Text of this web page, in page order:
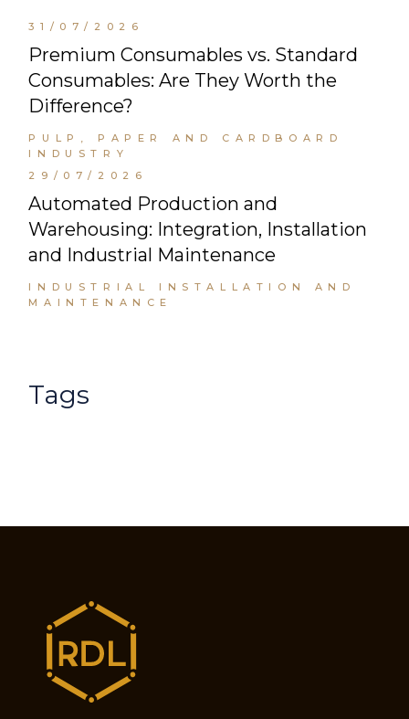
31/07/2026
Premium Consumables vs. Standard
Consumables: Are They Worth the
Difference?
PULP, PAPER AND CARDBOARD
INDUSTRY
29/07/2026
Automated Production and
Warehousing: Integration, Installation
and Industrial Maintenance
INDUSTRIAL INSTALLATION AND
MAINTENANCE
Tags